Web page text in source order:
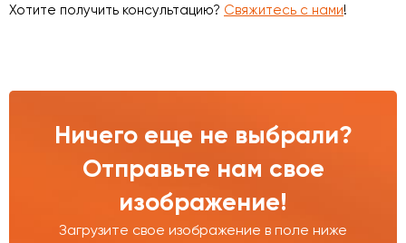
Хотите получить консультацию? Свяжитесь с нами!
Ничего еще не выбрали?
Отправьте нам свое
изображение!
Загрузите свое изображение в поле ниже